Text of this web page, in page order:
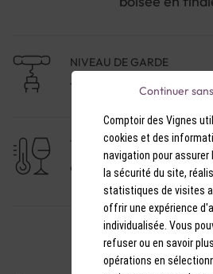
NIVEAU DE GARDE
1 à 3 ans
TEMPÉRATURE DE SERVICE
9-10°C
Comptoir des Vignes
cookies et des
navigation pour
la sécurité du site,
statistiques de visites
offrir une expérience
individualisée. Vous
refuser ou en savoir
opérations en
Continuer